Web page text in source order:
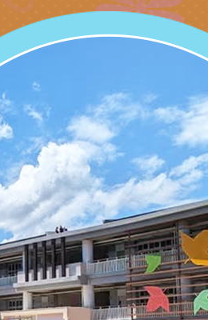
動的聲音與故
共服務政策溝
山文創園區5
丸子原作40
市政府LED
LCD託播影（
立臺灣師範大
年度身心障
」
市政府LED
臺灣師範大
年度身心障
」
市八德區大
音樂班第27
玩樂」
市政府家庭
5月課程資
桃家幸福+